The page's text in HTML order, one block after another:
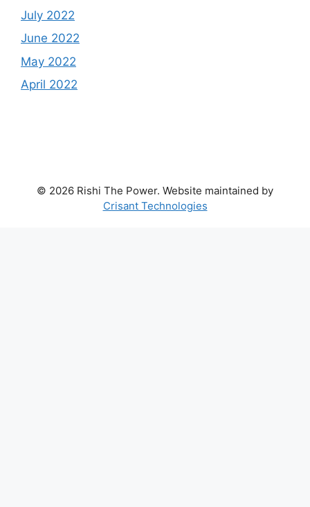
July 2022
June 2022
May 2022
April 2022
© 2026 Rishi The Power. Website maintained by
Crisant Technologies